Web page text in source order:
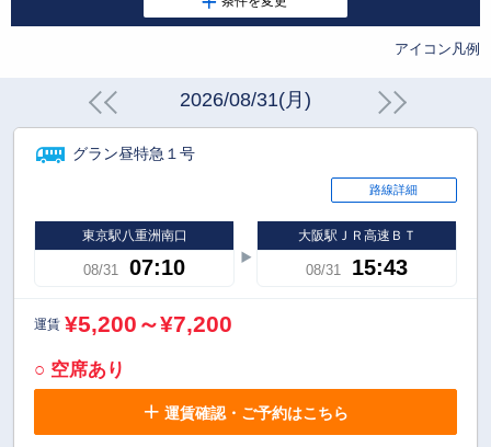
アイコン凡例
2026/08/31(月)
グラン昼特急１号
路線詳細
東京駅八重洲南口
08/31 07:10
大阪駅ＪＲ高速ＢＴ
08/31 15:43
運賃 ¥5,200～¥7,200
○ 空席あり
運賃確認・ご予約はこちら